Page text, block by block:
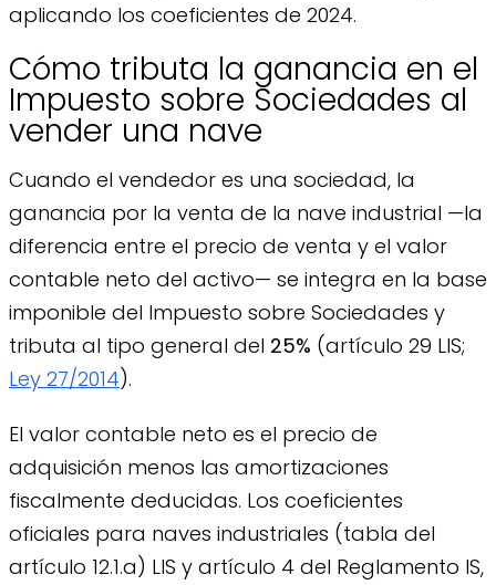
aplicando los coeficientes de 2024.
Cómo tributa la ganancia en el
Impuesto sobre Sociedades al
vender una nave
Cuando el vendedor es una sociedad, la
ganancia por la venta de la nave industrial —la
diferencia entre el precio de venta y el valor
contable neto del activo— se integra en la base
imponible del Impuesto sobre Sociedades y
tributa al tipo general del 25% (artículo 29 LIS;
Ley 27/2014).
El valor contable neto es el precio de
adquisición menos las amortizaciones
fiscalmente deducidas. Los coeficientes
oficiales para naves industriales (tabla del
artículo 12.1.a) LIS y artículo 4 del Reglamento IS,